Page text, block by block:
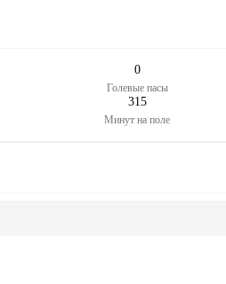
0
Голевые пасы
315
Минут на поле